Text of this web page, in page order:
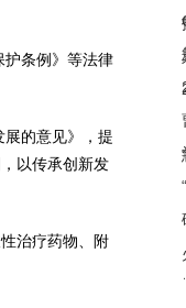
护条例》等法律
的意见》，提
以传承创新发
治疗药物、附